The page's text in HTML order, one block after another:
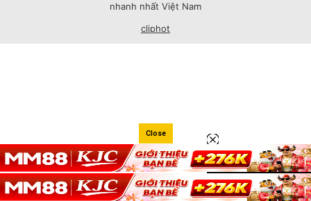
nhanh nhất Việt Nam
cliphot
Close